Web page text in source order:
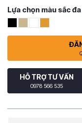
Lựa chọn màu sắc
HỖ TRỢ TƯ VẤN
0978 566 535